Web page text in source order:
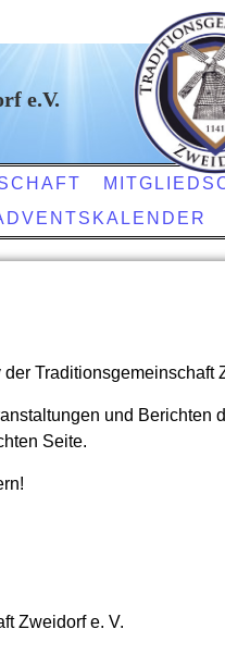
e.V.
Traditionsgemeinschaft
und Berichten
Seite.
Zweidorf e. V.